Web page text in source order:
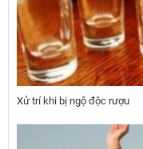
Xử trí khi bị ngộ độc rượu